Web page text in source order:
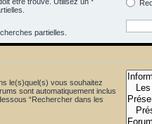
partielles.
le(s)quel(s) vous souhaitez
sont automatiquement inclus
“Rechercher dans les